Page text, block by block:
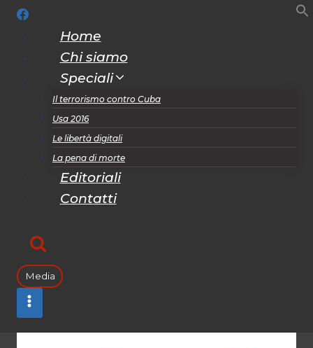
Salta
contenuto
Home
Chi siamo
Speciali
Il terrorismo contro Cuba
Usa 2016
Le libertà digitali
La pena di morte
Editoriali
Contatti
Media